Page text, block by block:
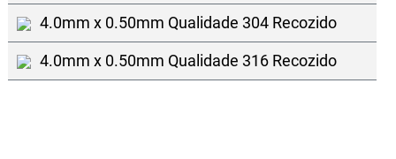
4.0mm x 0.50mm Qualidade 304 Recozido
4.0mm x 0.50mm Qualidade 316 Recozido